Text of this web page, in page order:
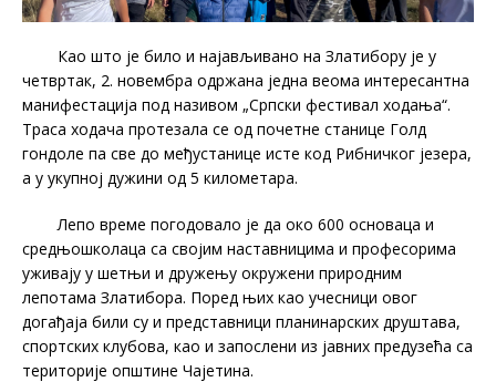
Као што је било и најављивано на Златибору је у
четвртак, 2. новембра одржана једна веома интересантна
манифестација под називом „Српски фестивал ходања“.
Траса ходача протезала се од почетне станице Голд
гондоле па све до међустанице исте код Рибничког језера,
а у укупној дужини од 5 километара.
Лепо време погодовало је да око 600 основаца и
средњошколаца са својим наставницима и професорима
уживају у шетњи и дружењу окружени природним
лепотама Златибора. Поред њих као учесници овог
догађаја били су и представници планинарских друштава,
спортских клубова, као и запослени из јавних предузећа са
територије општине Чајетина.